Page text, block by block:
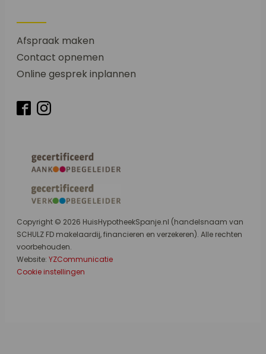
Afspraak maken
Contact opnemen
Online gesprek inplannen
Copyright © 2026 HuisHypotheekSpanje.nl (handelsnaam van
SCHULZ FD makelaardij, financieren en verzekeren). Alle rechten
voorbehouden.
Website: YZCommunicatie
Cookie instellingen